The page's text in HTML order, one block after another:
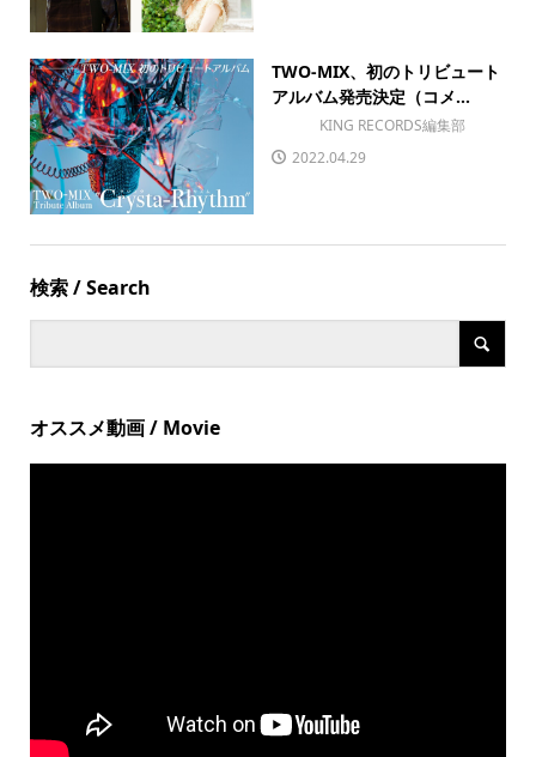
TWO-MIX、初のトリビュート
アルバム発売決定（コメ...
KING RECORDS編集部
2022.04.29
検索 / Search
オススメ動画 / Movie